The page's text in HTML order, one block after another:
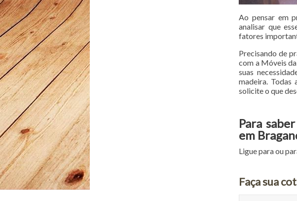
Ao pensar em
analisar que
fatores
Precisando de
com a Móveis
suas
madeira. Todas
solicite o que
Para
em
Ligue paraou
Faça sua